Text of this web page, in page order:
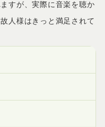
すが、実際に音楽を聴か
人様はきっと満足されて